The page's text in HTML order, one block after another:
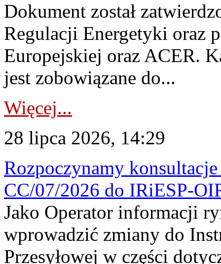
Dokument został
Regulacji Energetyki oraz
Europejskiej oraz ACER.
jest zobowiązane do...
Więcej...
28 lipca 2026, 14:29
Rozpoczynamy
CC/07/2026 do IRiESP-
Jako Operator informacji
wprowadzić zmiany do
Przesyłowej w części